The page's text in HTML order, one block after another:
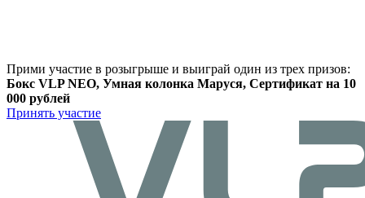
Прими участие в розыгрыше и выиграй один из трех призов:
Бокс VLP NEO, Умная колонка Маруся, Сертификат на 10
000 рублей
Принять участие